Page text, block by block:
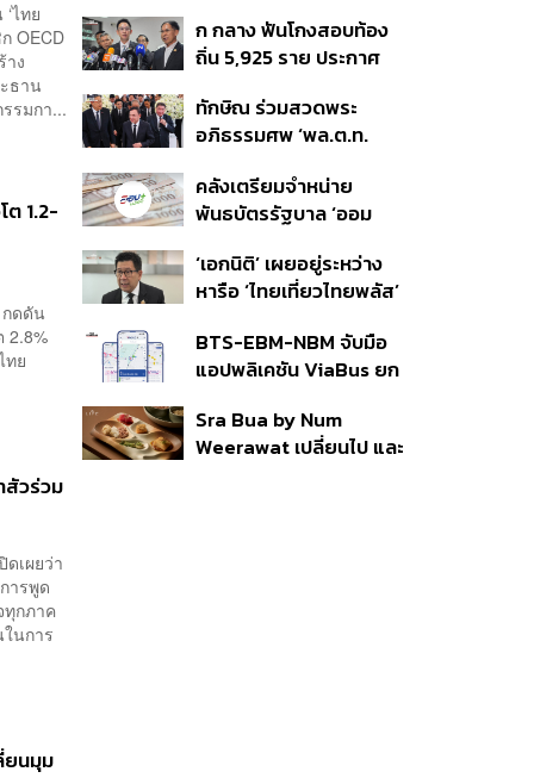
ไทย
OECD
าง
ธาน
รมกา...
ต 1.2-
ดดัน
2.8%
ทย
สัวร่วม
เผยว่า
ารพูด
ทุกภาค
นการ
ยนมุม
350’ เสริมความมั่นคง
ชายแดน
ก กลาง ฟันโกงสอบท้อง
ถิ่น 5,925 ราย ประกาศ
ราย รอ ป.ป.ช. ขีดเส้นแล้ว
เสร็จ 31 ส.ค.
ทักษิณ ร่วมสวดพระ
อภิธรรมศพ ‘พล.ต.ท.
สิน’ สิริอายุ 103 ปี แกนนำ
เพื่อไทย-บุคคลหลาก
คลังเตรียมจำหน่าย
พันธบัตรรัฐบาล ‘ออม
ก.ย.นี้ อาจเพิ่มสัดส่วนการ
ขายแบบ Small Lot First
‘เอกนิติ’ เผยอยู่ระหว่าง
หารือ ‘ไทยเที่ยวไทยพลัส’
แสนล้าน มั่นใจงบต่อ ‘ไทย
ช่วยไทย พลัส’ เฟส 2 มี
BTS-EBM-NBM จับมือ
แอปพลิเคชัน ViaBus ยก
รถไฟฟ้า 3 สายแบบเรียล
ไทม์
Sra Bua by Num
Weerawat เปลี่ยนไป และ